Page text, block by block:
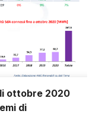
ottobre 2020
di